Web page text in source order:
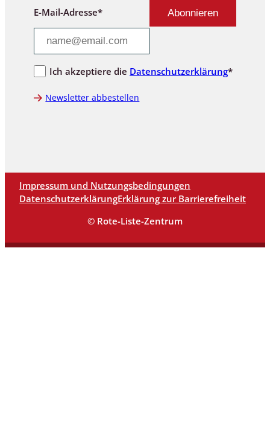
E-Mail-Adresse*
Ich akzeptiere die Datenschutzerklärung*
Newsletter abbestellen
Impressum und Nutzungsbedingungen
DatenschutzerklärungErklärung zur Barrierefreiheit
© Rote-Liste-Zentrum